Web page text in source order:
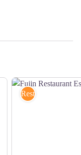
Restauration